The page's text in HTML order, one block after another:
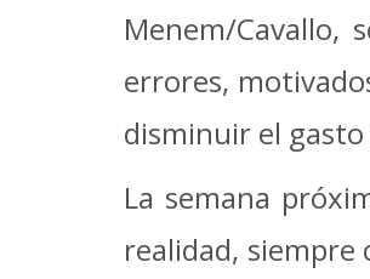
Menem/Cavallo,
errores,
disminuir el
La semana
realidad,